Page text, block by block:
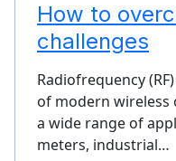
How to
challenges
Radiofrequency
of modern
a wide range of
meters, industrial…